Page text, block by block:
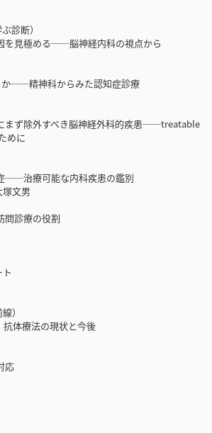
診断）
を見極める──脳神経内科の視点から
──精神科からみた認知症診療
まず除外すべき脳神経外科的疾患──treatable
めに
──治療可能な内科疾患の鑑別
文男
診療の役割
）
体療法の現状と今後
応